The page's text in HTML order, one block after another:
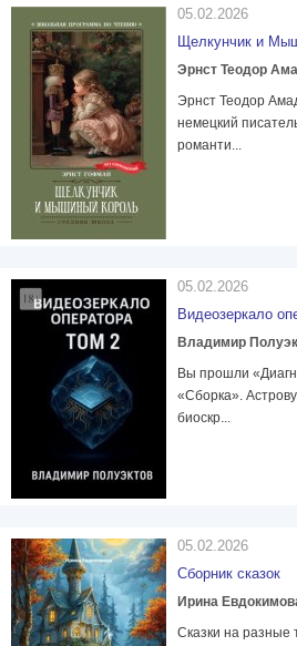
05.02.2026
Щелкунчик и
Эрнст Теодор
Эрнст Теодор
немецкий
романти...
05.02.2026
Видеозеркало
Владимир
Вы прошли
«Сборка».
биоскр...
05.02.2026
Сборник сказок
Ирина
Сказки на разные